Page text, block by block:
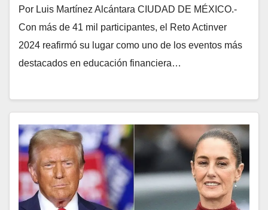
Por Luis Martínez Alcántara CIUDAD DE MÉXICO.-
Con más de 41 mil participantes, el Reto Actinver
2024 reafirmó su lugar como uno de los eventos más
destacados en educación financiera…